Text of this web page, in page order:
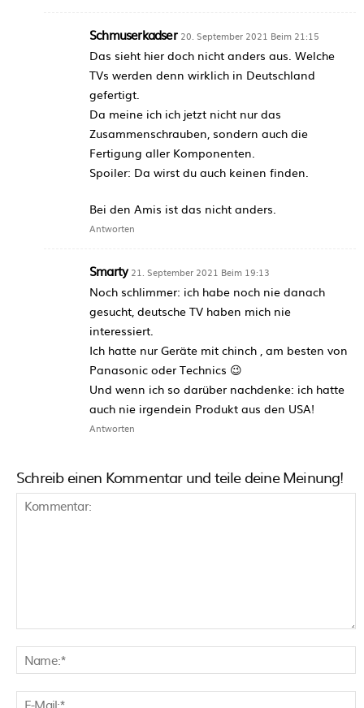
Schmuserkadser 20. September 2021 Beim 21:15
Das sieht hier doch nicht anders aus. Welche
TVs werden denn wirklich in Deutschland
gefertigt.
Da meine ich ich jetzt nicht nur das
Zusammenschrauben, sondern auch die
Fertigung aller Komponenten.
Spoiler: Da wirst du auch keinen finden.
Bei den Amis ist das nicht anders.
Antworten
Smarty 21. September 2021 Beim 19:13
Noch schlimmer: ich habe noch nie danach
gesucht, deutsche TV haben mich nie
interessiert.
Ich hatte nur Geräte mit chinch , am besten von
Panasonic oder Technics 😉
Und wenn ich so darüber nachdenke: ich hatte
auch nie irgendein Produkt aus den USA!
Antworten
Schreib einen Kommentar und teile deine Meinung!